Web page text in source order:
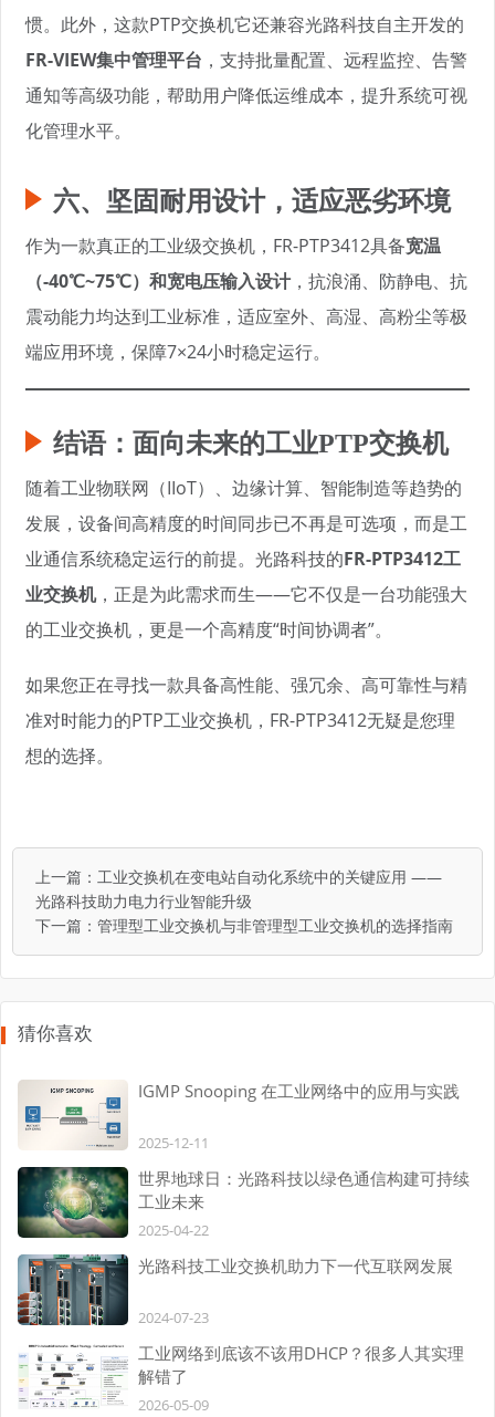
惯。此外，这款PTP交换机它还兼容光路科技自主开发的
FR-VIEW集中管理平台 ，支持批量配置、远程监控、告警
通知等高级功能，帮助用户降低运维成本，提升系统可视
化管理水平。
六、坚固耐用设计，适应恶劣环境
作为一款真正的工业级交换机，FR-PTP3412具备宽温
（-40℃~75℃）和宽电压输入设计，抗浪涌、防静电、抗
震动能力均达到工业标准，适应室外、高湿、高粉尘等极
端应用环境，保障7×24小时稳定运行。
结语：面向未来的工业PTP交换机
随着工业物联网（IIoT）、边缘计算、智能制造等趋势的
发展，设备间高精度的时间同步已不再是可选项，而是工
业通信系统稳定运行的前提。光路科技的FR-PTP3412工
业交换机，正是为此需求而生——它不仅是一台功能强大
的工业交换机，更是一个高精度“时间协调者”。
如果您正在寻找一款具备高性能、强冗余、高可靠性与精
准对时能力的PTP工业交换机，FR-PTP3412无疑是您理
想的选择。
上一篇： 工业交换机在变电站自动化系统中的关键应用 ——
光路科技助力电力行业智能升级
下一篇： 管理型工业交换机与非管理型工业交换机的选择指南
猜你喜欢
IGMP Snooping 在工业网络中的应用与实践
2025-12-11
世界地球日：光路科技以绿色通信构建可持续
工业未来
2025-04-22
光路科技工业交换机助力下一代互联网发展
2024-07-23
工业网络到底该不该用DHCP？很多人其实理
解错了
2026-05-09